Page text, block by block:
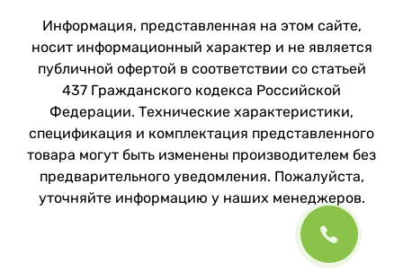
Информация, представленная на этом сайте,
носит информационный характер и не является
публичной офертой в соответствии со статьей
437 Гражданского кодекса Российской
Федерации. Технические характеристики,
спецификация и комплектация представленного
товара могут быть изменены производителем без
предварительного уведомления. Пожалуйста,
уточняйте информацию у наших менеджеров.